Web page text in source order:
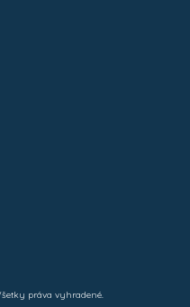
práva vyhradené.